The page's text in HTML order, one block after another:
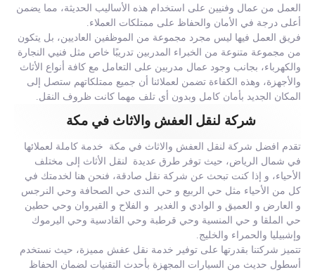
العمل من عمال وفنيين على استخدام هذه الأساليب الحديثة، مما يضمن
أعلى درجة في الأمان والحفاظ على ممتلكات العملاء.
فريق العمل فيها ليس مجرد مجموعة من الموظفين العاديين، بل يتكون
من مجموعة متنوعة من الخبراء المدربين تدريبًا خاص مثل فنيي النجارة
والكهرباء، بجانب وجود عمال مدربين على التعامل مع كافة أنواع الأثاث
والأجهزة، وهذه الكفاءة تضمن لعملائنا أن جميع ممتلكاتهم ستصل إلى
المكان الجديد بأمان كامل وبدون أي تلف مهما كانت ظروف النقل.
شركة لنقل العفش والاثاث في مكة
تقدم افضل شركة لنقل العفش والاثاث في مكة خدمة كاملة لعملائها
في شمال الرياض، حيث توفر طرق عديدة لنقل الأثاث إلى مختلف
الأحياء، و إذا كنت تبحث عن شركة نقل صادقة، فنحن هنا لخدمتك في
كل من الأحياء مثل حي الربيع و حي الندى حي الصحافة وحي النرجس
و العارض و العميق و الوادي و الغدير و الفلاح و القيروان وحي حطين
حي الملقا و حي المنسية وحي قرطبة وحي القادسية وحي اليرموك
وإشبيليا والحمراء والخليج.
تتميز شركتنا بقدرتها على توفير خدمة نقل عفش مميزة، حيث نستخدم
أسطول حديث من السيارات المجهزة بأحدث التقنيات لضمان الحفاظ